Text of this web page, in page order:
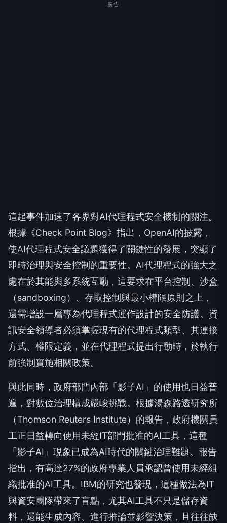
廣告
這起事件加速了各界對AI代理程式安全機制的關注。
根據《Check Point Blog》指出，OpenAI的披露，
使AI代理程式安全議題獲得了關鍵性的發展，突顯了
即時治理與安全控制的重要性。AI代理程式的強大之
處在於其能與多系統互動，這要求在平台控制、沙盒
（sandboxing）、存取控制與最小權限原則之上，
還需增設一層專為代理程式運作設計的安全防護。資
訊安全領導者必須掌握現有的代理程式類型、其連接
方式、權限定義，並在代理程式提出行動時，於執行
前強制實施相關政策。
與此同時，政府部門內部「影子AI」的使用也日益普
遍，對數位治理構成嚴峻挑戰。根據湯森路透研究所
（Thomson Reuters Institute）的報告，政府機關員
工正日益轉向使用未經IT部門批准的AI工具，這種
「影子AI」現象已成為AI時代的關鍵治理難題。報告
指出，有高達27%的政府專業人員承認曾使用未經組
織批准的AI工具。IBM的研究也發現，這種做法為IT
與資安團隊帶來了盲點，尤其AI工具不只是儲存資
料，還能生成內容、進行推論並影響決策，且往往缺